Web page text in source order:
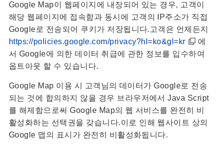
Google Map이 웹페이지에 내장되어 있는 경우, 고객이
해당 웹페이지에 접속함과 동시에 고객의 IP주소가 직접
Google로 전송되어 쿠키가 저장됩니다.고객은 언제든지
https://policies.google.com/privacy?hl=ko&gl=kr
에
서 Google에 의한 데이터 취급에 관한 정보를 입수하여
옵트아웃 할 수 있습니다.
Google Map 이용 시 고객님의 데이터가 Google로 전송
되는 것에 합의하지 않을 경우 브라우저에서 Java Script
를 해제함으로써 Google Map의 웹 서비스를 완전히 비
활성화하는 선택권을 갖습니다.이로 인해 웹사이트 상의
Google 맵의 표시가 완전히 비활성화됩니다.